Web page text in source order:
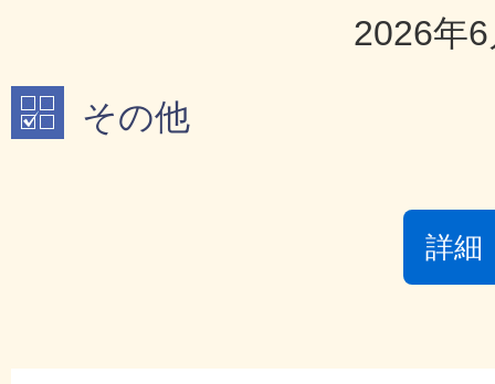
2026年
その他
詳細